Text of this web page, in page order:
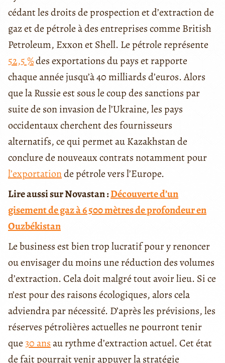
cédant les droits de prospection et d’extraction de
gaz et de pétrole à des entreprises comme British
Petroleum, Exxon et Shell. Le pétrole représente
52,5 %des exportations du pays et rapporte
chaque année jusqu’à 40 milliards d’euros. Alors
que la Russie est sous le coup des sanctions par
suite de son invasion de l’Ukraine, les pays
occidentaux cherchent des fournisseurs
alternatifs, ce qui permet au Kazakhstan de
conclure de nouveaux contrats notamment pour
l’exportationde pétrole vers l’Europe.
Lire aussi sur Novastan :Découverte d’un
gisement de gaz à 6 500 mètres de profondeur en
Ouzbékistan
Le business est bien trop lucratif pour y renoncer
ou envisager du moins une réduction des volumes
d’extraction. Cela doit malgré tout avoir lieu. Si ce
n’est pour des raisons écologiques, alors cela
adviendra par nécessité. D’après les prévisions, les
réserves pétrolières actuelles ne pourront tenir
que30 ansau rythme d’extraction actuel. Cet état
de fait pourrait venir appuyer la stratégie